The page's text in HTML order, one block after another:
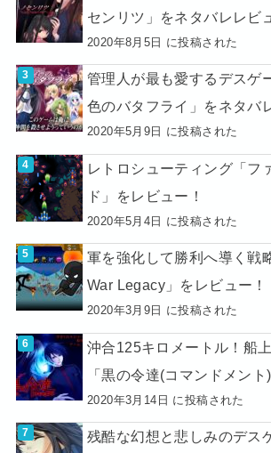
センリツ」をネタバレレビ
2020年8月5日 に投稿された
管理人が最も愛するデスゲ
色のバタフライ」をネタバ
2020年5月9日 に投稿された
レトロシューティング「フ
ド」をレビュー！
2020年5月4日 に投稿された
軍を強化して勝利へ導く戦
War Legacy」をレビュー！
2020年3月9日 に投稿された
沖合125キロメートル！船
「黒の令達(コマンドメント
2020年3月14日 に投稿された
残酷な幻想と悲しみのデス